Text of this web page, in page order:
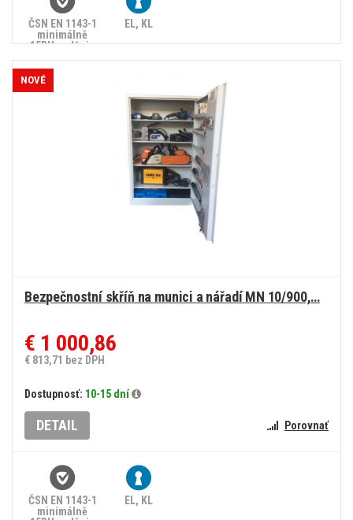
ČSN EN 1143-1
minimálně
15RU, splňuje
90/2024 Sb.
EL, KL
Bezpečnostní skříň na munici a nářadí MN 10/900,…
€ 1 000,86
€ 813,71 bez DPH
Dostupnosť: 10-15 dní
DETAIL Porovnať
ČSN EN 1143-1
minimálně
EL, KL
NOVÉ